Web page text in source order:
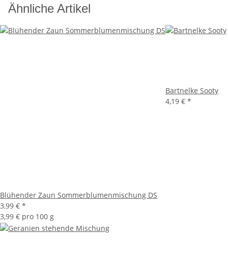
Ähnliche Artikel
Blühender Zaun Sommerblumenmischung DS
3,99 € *
3,99 € pro 100 g
Bartnelke Sooty
4,19 € *